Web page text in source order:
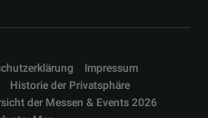
Impressum
Historie der Privatsphäre
der Messen & Events 2026